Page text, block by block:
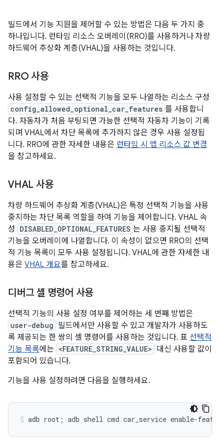
빌드에서 기능 지원을 제어할 수 있는 방법은 다음 두 가지 중
하나입니다. 런타임 리소스 오버레이(RRO)를 사용하거나 차량
하드웨어 추상화 계층(VHAL)을 사용하는 것입니다.
RRO 사용
사용 설정할 수 있는 선택적 기능을 모두 나열하는 리소스 구성
config_allowed_optional_car_features 를 사용합니
다. 자동차가 처음 부팅되면 가능한 선택적 자동차 기능이 기록
되며 VHAL에서 차단 목록에 추가하지 않은 경우 사용 설정됩
니다. RRO에 관한 자세한 내용은 런타임 시 앱 리소스 값 변경
을 참고하세요.
VHAL 사용
차량 하드웨어 추상화 계층(VHAL)은 특정 선택적 기능을 사용
중지하는 차단 목록 역할을 하여 기능을 제어합니다. VHAL 속
성
DISABLED_OPTIONAL_FEATURES 는 사용 중지될 선택적
기능을 오버레이에 나열합니다. 이 속성이 없으면 RRO의 선택
적 기능 목록이 모두 사용 설정됩니다. VHAL에 관한 자세한 내
용은 VHAL 개요를 참고하세요.
디버그 셸 명령어 사용
선택적 기능의 사용 설정 여부를 제어하는 세 번째 방법은
user-debug 빌드에서만 사용할 수 있고 개발자가 사용하도
록 제공되는 한 쌍의 셸 명령어를 사용하는 것입니다. 표 선택적
기능 목록에는 <FEATURE_STRING_VALUE> 대신 사용할 값이
포함되어 있습니다.
기능을 사용 설정하려면 다음을 실행하세요.